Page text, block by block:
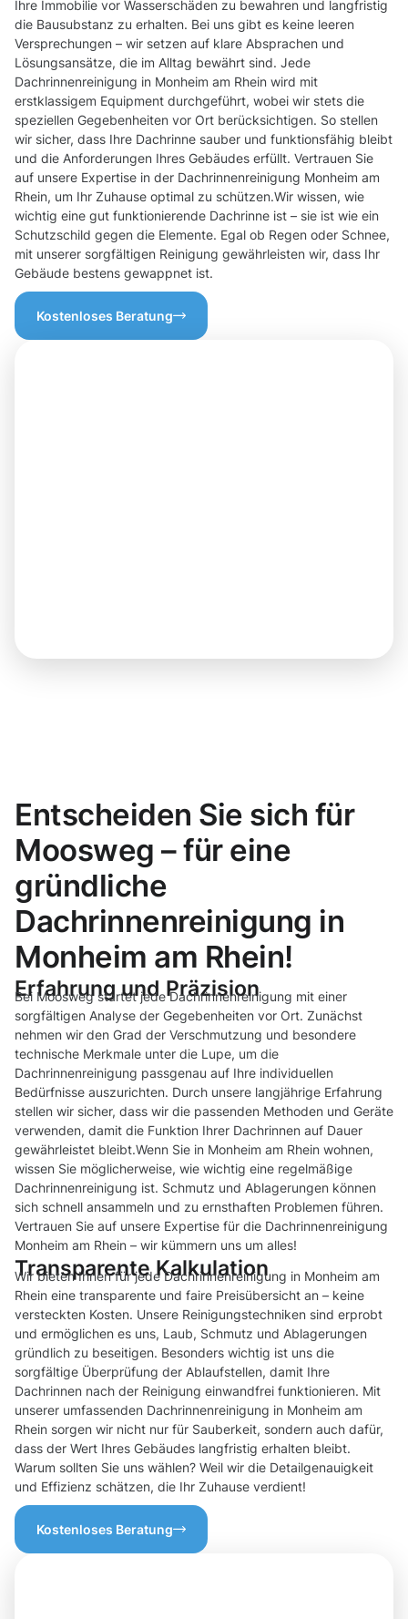
Ihre Immobilie vor Wasserschäden zu bewahren und langfristig
die Bausubstanz zu erhalten. Bei uns gibt es keine leeren
Versprechungen – wir setzen auf klare Absprachen und
Lösungsansätze, die im Alltag bewährt sind. Jede
Dachrinnenreinigung in Monheim am Rhein wird mit
erstklassigem Equipment durchgeführt, wobei wir stets die
speziellen Gegebenheiten vor Ort berücksichtigen. So stellen
wir sicher, dass Ihre Dachrinne sauber und funktionsfähig bleibt
und die Anforderungen Ihres Gebäudes erfüllt. Vertrauen Sie
auf unsere Expertise in der Dachrinnenreinigung Monheim am
Rhein, um Ihr Zuhause optimal zu schützen.Wir wissen, wie
wichtig eine gut funktionierende Dachrinne ist – sie ist wie ein
Schutzschild gegen die Elemente. Egal ob Regen oder Schnee,
mit unserer sorgfältigen Reinigung gewährleisten wir, dass Ihr
Gebäude bestens gewappnet ist.
Kostenloses Beratung
Entscheiden Sie sich für
Moosweg – für eine
gründliche
Dachrinnenreinigung in
Monheim am Rhein!
Erfahrung und Präzision
Bei Moosweg startet jede Dachrinnenreinigung mit einer
sorgfältigen Analyse der Gegebenheiten vor Ort. Zunächst
nehmen wir den Grad der Verschmutzung und besondere
technische Merkmale unter die Lupe, um die
Dachrinnenreinigung passgenau auf Ihre individuellen
Bedürfnisse auszurichten. Durch unsere langjährige Erfahrung
stellen wir sicher, dass wir die passenden Methoden und Geräte
verwenden, damit die Funktion Ihrer Dachrinnen auf Dauer
gewährleistet bleibt.Wenn Sie in Monheim am Rhein wohnen,
wissen Sie möglicherweise, wie wichtig eine regelmäßige
Dachrinnenreinigung ist. Schmutz und Ablagerungen können
sich schnell ansammeln und zu ernsthaften Problemen führen.
Vertrauen Sie auf unsere Expertise für die Dachrinnenreinigung
Monheim am Rhein – wir kümmern uns um alles!
Transparente Kalkulation
Wir bieten Ihnen für jede Dachrinnenreinigung in Monheim am
Rhein eine transparente und faire Preisübersicht an – keine
versteckten Kosten. Unsere Reinigungstechniken sind erprobt
und ermöglichen es uns, Laub, Schmutz und Ablagerungen
gründlich zu beseitigen. Besonders wichtig ist uns die
sorgfältige Überprüfung der Ablaufstellen, damit Ihre
Dachrinnen nach der Reinigung einwandfrei funktionieren. Mit
unserer umfassenden Dachrinnenreinigung in Monheim am
Rhein sorgen wir nicht nur für Sauberkeit, sondern auch dafür,
dass der Wert Ihres Gebäudes langfristig erhalten bleibt.
Warum sollten Sie uns wählen? Weil wir die Detailgenauigkeit
und Effizienz schätzen, die Ihr Zuhause verdient!
Kostenloses Beratung